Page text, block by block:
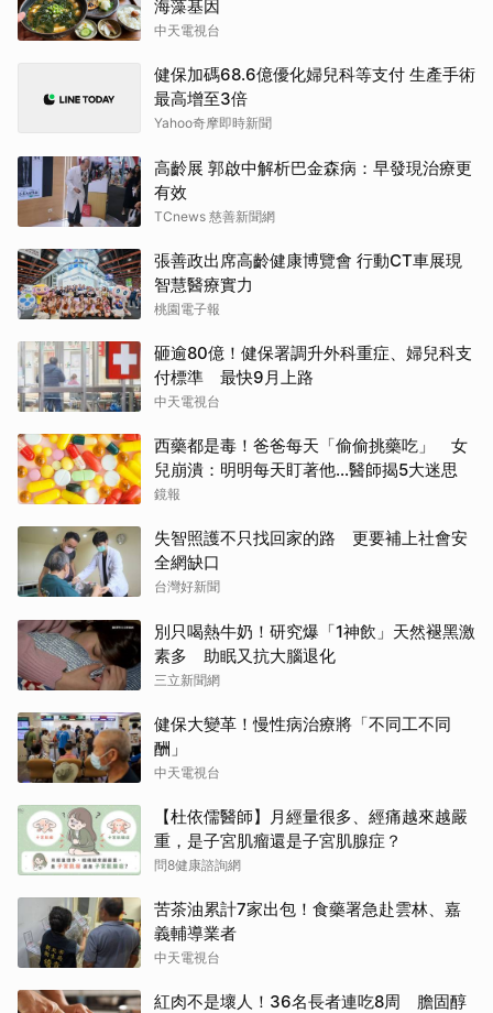
海藻基因
中天電視台
健保加碼68.6億優化婦兒科等支付 生產手術
最高增至3倍
Yahoo奇摩即時新聞
高齡展 郭啟中解析巴金森病：早發現治療更
有效
TCnews 慈善新聞網
張善政出席高齡健康博覽會 行動CT車展現
智慧醫療實力
桃園電子報
砸逾80億！健保署調升外科重症、婦兒科支
付標準 最快9月上路
中天電視台
西藥都是毒！爸爸每天「偷偷挑藥吃」 女
兒崩潰：明明每天盯著他…醫師揭5大迷思
鏡報
失智照護不只找回家的路 更要補上社會安
全網缺口
台灣好新聞
別只喝熱牛奶！研究爆「1神飲」天然褪黑激
素多 助眠又抗大腦退化
三立新聞網
健保大變革！慢性病治療將「不同工不同
酬」
中天電視台
【杜依儒醫師】月經量很多、經痛越來越嚴
重，是子宮肌瘤還是子宮肌腺症？
問8健康諮詢網
苦茶油累計7家出包！食藥署急赴雲林、嘉
義輔導業者
中天電視台
紅肉不是壞人！36名長者連吃8周 膽固醇